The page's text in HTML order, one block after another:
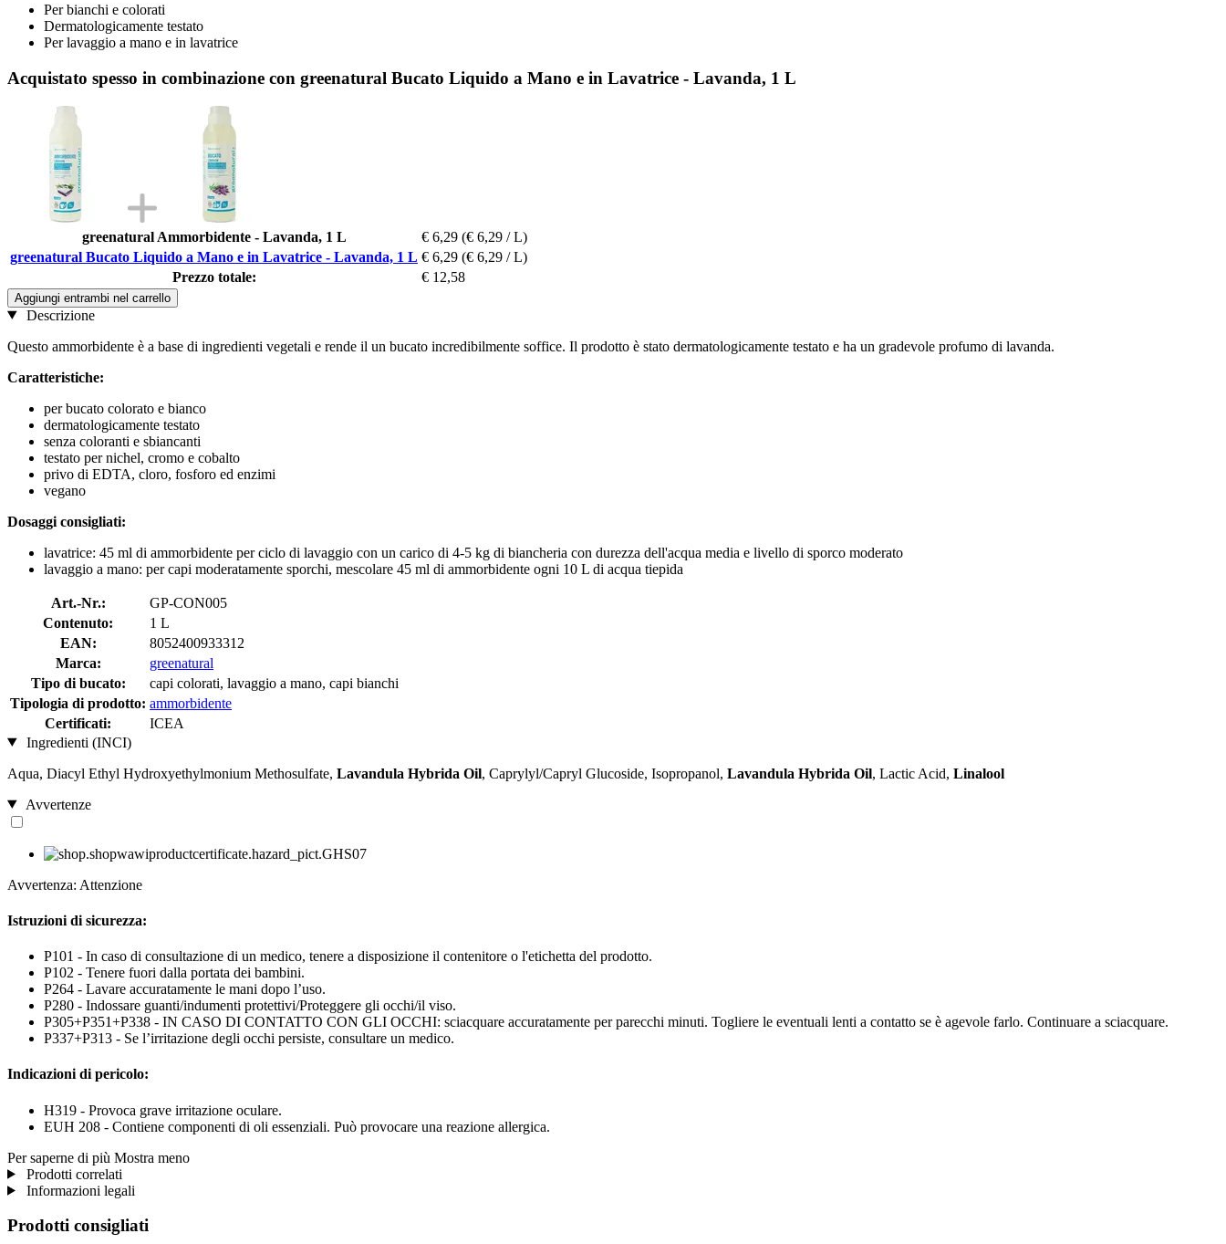
Per bianchi e colorati
Dermatologicamente testato
Per lavaggio a mano e in lavatrice
Acquistato spesso in combinazione con greenatural Bucato Liquido a Mano e in Lavatrice - Lavanda, 1 L
greenatural Ammorbidente - Lavanda, 1 L € 6,29 (€ 6,29 / L)
greenatural Bucato Liquido a Mano e in Lavatrice - Lavanda, 1 L € 6,29 (€ 6,29 / L)
Prezzo totale:
€ 12,58
Aggiungi entrambi nel carrello
Descrizione
Questo ammorbidente è a base di ingredienti vegetali e rende il un bucato incredibilmente soffice. Il prodotto è stato dermatologicamente testato e ha un gradevole profumo di lavanda.
Caratteristiche:
per bucato colorato e bianco
dermatologicamente testato
senza coloranti e sbiancanti
testato per nichel, cromo e cobalto
privo di EDTA, cloro, fosforo ed enzimi
vegano
Dosaggi consigliati:
lavatrice: 45 ml di ammorbidente per ciclo di lavaggio con un carico di 4-5 kg di biancheria con durezza dell'acqua media e livello di sporco moderato
lavaggio a mano: per capi moderatamente sporchi, mescolare 45 ml di ammorbidente ogni 10 L di acqua tiepida
Art.-Nr.:
GP-CON005
Contenuto:
1 L
EAN:
8052400933312
Marca:
greenatural
Tipo di bucato:
capi colorati, lavaggio a mano, capi bianchi
Tipologia di prodotto: ammorbidente
Certificati:
ICEA
Ingredienti (INCI)
Aqua, Diacyl Ethyl Hydroxyethylmonium Methosulfate, Lavandula Hybrida Oil, Caprylyl/Capryl Glucoside, Isopropanol, Lavandula Hybrida Oil, Lactic Acid, Linalool
Avvertenze
Avvertenza: Attenzione
Istruzioni di sicurezza:
P101 - In caso di consultazione di un medico, tenere a disposizione il contenitore o l'etichetta del prodotto.
P102 - Tenere fuori dalla portata dei bambini.
P264 - Lavare accuratamente le mani dopo l’uso.
P280 - Indossare guanti/indumenti protettivi/Proteggere gli occhi/il viso.
P305+P351+P338 - IN CASO DI CONTATTO CON GLI OCCHI: sciacquare accuratamente per parecchi minuti. Togliere le eventuali lenti a contatto se è agevole farlo. Continuare a sciacquare.
P337+P313 - Se l’irritazione degli occhi persiste, consultare un medico.
Indicazioni di pericolo:
H319 - Provoca grave irritazione oculare.
EUH 208 - Contiene componenti di oli essenziali. Può provocare una reazione allergica.
Per saperne di più Mostra meno
Prodotti correlati
Informazioni legali
Prodotti consigliati